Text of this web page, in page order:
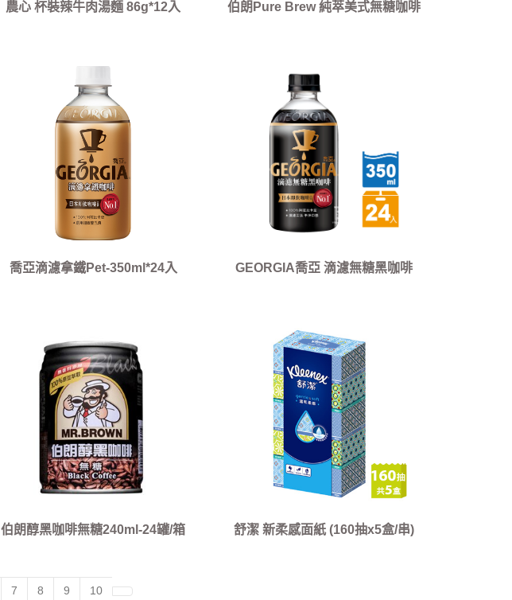
農心 杯裝辣牛肉湯麵 86g*12入
伯朗Pure Brew 純萃美式無糖咖啡
喬亞滴濾拿鐵Pet-350ml*24入
GEORGIA喬亞 滴濾無糖黑咖啡
伯朗醇黑咖啡無糖240ml-24罐/箱 舒潔 新柔感面紙 (160抽x5盒/串)
7 8 9 10